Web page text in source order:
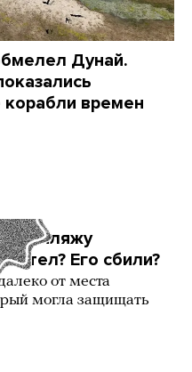
Дунай.
времен
по пляжу
Его сбили?
от места
могла защищать